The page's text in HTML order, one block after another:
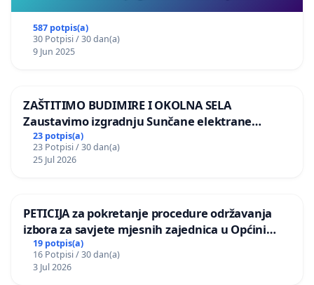
587 potpis(a)
30 Potpisi / 30 dan(a)
9 Jun 2025
ZAŠTITIMO BUDIMIRE I OKOLNA SELA
Zaustavimo izgradnju Sunčane elektrane
Vedrine na području Ugljana
23 potpis(a)
23 Potpisi / 30 dan(a)
25 Jul 2026
PETICIJA za pokretanje procedure održavanja
izbora za savjete mjesnih zajednica u Općini
Bugojno
19 potpis(a)
16 Potpisi / 30 dan(a)
3 Jul 2026